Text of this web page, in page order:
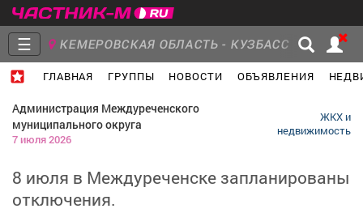
☰ КЕМЕРОВСКАЯ ОБЛАСТЬ - КУЗБАСС
ГЛАВНАЯ ГРУППЫ НОВОСТИ ОБЪЯВЛЕНИЯ
Недвижимость
Администрация Междуреченского
муниципального округа
7 июля 2026
ЖКХ и
недвижимость
8 июля в Междуреченске запланированы
отключения.